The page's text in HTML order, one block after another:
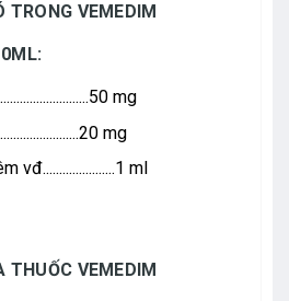
TRONG VEMEDIM
mg
mg
vđ......................1 ml
THUỐC VEMEDIM